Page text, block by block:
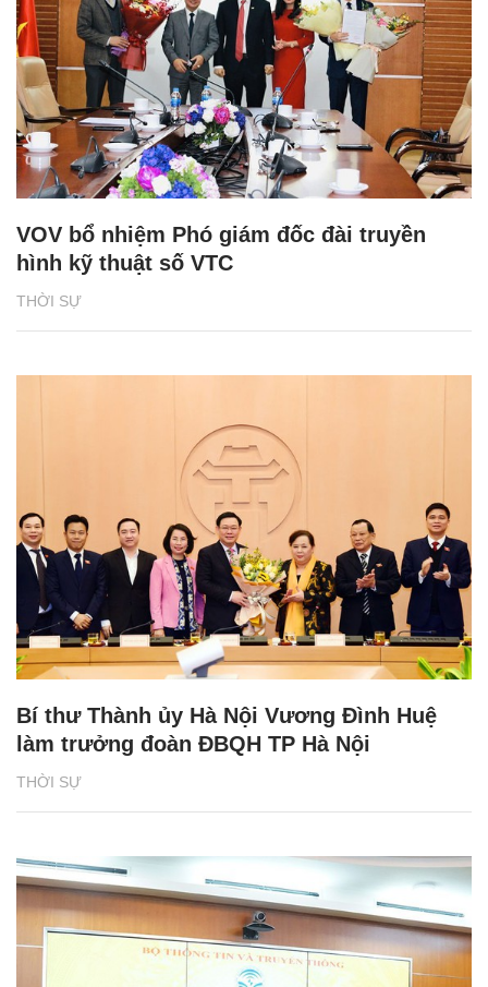
THỜI SỰ
VOV bổ nhiệm Phó giám đốc đài truyền
hình kỹ thuật số VTC
THỜI SỰ
Bí thư Thành ủy Hà Nội Vương Đình Huệ
làm trưởng đoàn ĐBQH TP Hà Nội